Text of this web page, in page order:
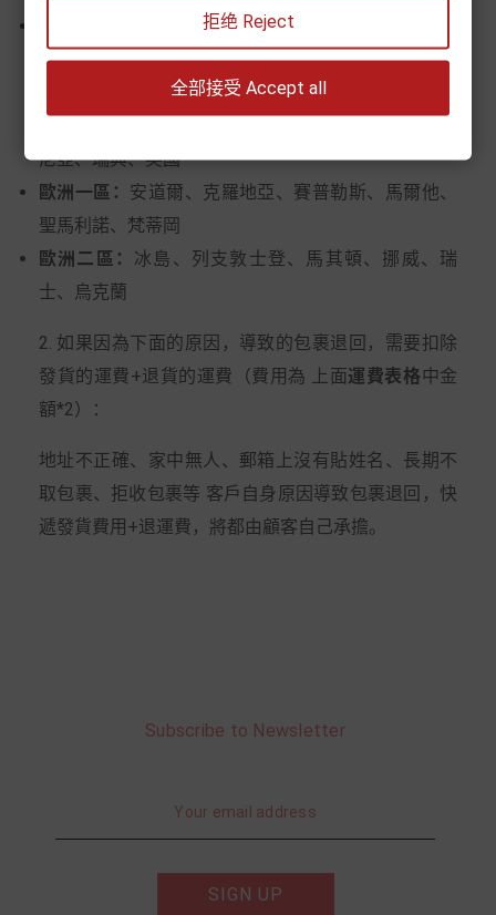
法國、西班牙、奧地利、比利時、保
加利亞、捷克、丹麥、芬蘭、希臘、匈牙利、愛爾
蘭、義大利、拉脫維亞、立陶宛、盧森堡、摩納哥、
尼亞、瑞典、英國
歐洲一區： 安道爾、克羅地亞、賽普勒斯、馬爾他、
聖馬利諾、梵蒂岡
歐洲二區： 冰島、列支敦士登、馬其頓、挪威、瑞
士、烏克蘭
2. 如果因為下面的原因，導致的包裹退回，需要扣除
發貨的運費+退貨的運費（費用為 上面運費表格 中金
額*2）：
地址不正確、家中無人、郵箱上沒有貼姓名、長期不
取包裹、拒收包裹等 客戶自身原因導致包裹退回，快
遞發貨費用+退運費，將都由顧客自己承擔。
Subscribe to Newsletter
SIGN UP
拒绝 Reject
全部接受 Accept all